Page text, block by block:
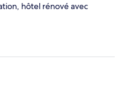
hôtel rénové avec